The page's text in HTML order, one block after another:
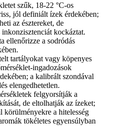
szűk, 18-22 °C-os
jól definiált ízek érdekében;
az észtereket, de
kockáztat.
ellenőrizze a sodródás
tartályokat vagy köpenyes
ingadozások
a kalibrált szondával
elengedhetetlen.
felgyorsítják a
de eltolhatják az ízeket;
körülményekre a hitelesség
tökéletes egyensúlyban